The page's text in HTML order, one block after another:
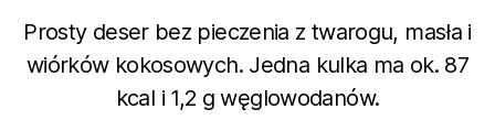
Prosty deser bez pieczenia z twarogu, masła i
wiórków kokosowych. Jedna kulka ma ok. 87
kcal i 1,2 g węglowodanów.